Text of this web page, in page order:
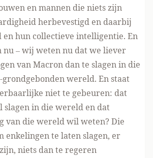
en mannen die niets zijn
herbevestigd en daarbij
hun collectieve intelligentie. En
nu – wij weten nu dat we liever
van Macron dan te slagen in die
grondgebonden wereld. En staat
niet te gebeuren: dat
slagen in die wereld en dat
van die wereld wil weten? Die
enkelingen te laten slagen, er
niets dan te regeren